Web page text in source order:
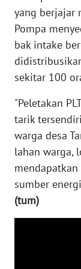
yang berjajar
Pompa
bak intake
sekitar 100
"Peletakan
tarik
warga desa
lahan warga,
sumber
(tum)
WN
NUSANTARA
JOGJA
WN
JATIM
WN
BALI
WN
KALBAR